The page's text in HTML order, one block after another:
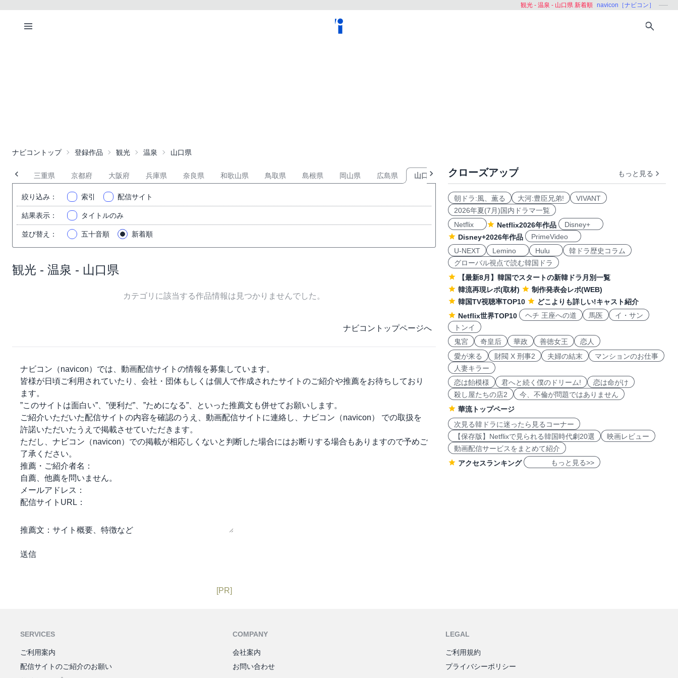
観光 - 温泉 - 山口県 新着順 navicon［ナビコン］
ナビコントップ 登録作品 観光 温泉 山口県
阜県 三重県 京都府 大阪府 兵庫県 奈良県 和歌山県 鳥取県 島根県 岡山県 広島県 山口県 徳島県 香川県 佐賀県 長崎県
絞り込み ： 索引 配信サイト
結果表示 ： タイトルのみ
並び替え ： 五十音順 新着順
観光 - 温泉 - 山口県
カテゴリに該当する作品情報は見つかりませんでした。
ナビコントップページへ
ナビコン（navicon） では、動画配信サイトの情報を募集しています。
皆様が日頃ご利用されていたり、会社・団体もしくは個人で作成されたサイトのご紹介や推薦をお待ちしており
ます。
”このサイトは面白い”、”便利だ”、”ためになる”、といった推薦文も併せてお願いします。
ご紹介いただいた配信サイトの内容を確認のうえ、動画配信サイトに連絡し、 ナビコン（navicon）
での取扱を
許諾いただいたうえで掲載させていただきます。
ただし、 ナビコン（navicon） での掲載が相応しくないと判断した場合にはお断りする場合もありますので予めご
了承ください。
推薦・ご紹介者名：
自薦、他薦を問いません。
メールアドレス：
配信サイトURL：
推薦文： サイト概要、特徴など
[PR]
クローズアップ もっと見る
朝ドラ:風、薫る 大河:豊臣兄弟!
VIVANT
2026年夏(7月)国内ドラマ一覧
Netflix
Netflix2026年作品
Disney+
Disney+2026年作品
PrimeVideo
U-NEXT
Lemino Hulu
韓ドラ歴史コラム
グローバル視点で読む韓国ドラ
【最新8月】韓国でスタートの新韓ドラ月別一覧
韓流再現レポ(取材)
制作発表会レポ(WEB)
韓国TV視聴率TOP10
どこよりも詳しい!キャスト紹介
Netflix世界TOP10
ヘチ 王座への道 馬医
イ・サン
トンイ
鬼宮
奇皇后 華政 善徳女王
恋人
愛が来る
財閥 X 刑事2 夫婦の結末
マンションのお仕事
人妻キラー
恋は飴模様
君へと続く僕のドリーム!
恋は命がけ
殺し屋たちの店2
今、不倫が問題ではありません
華流トップページ
次見る韓ドラに迷ったら見るコーナー
【保存版】Netflixで見られる韓国時代劇20選
映画レビュー
動画配信サービスをまとめて紹介
アクセスランキング
もっと見る>>
SERVICES
ご利用案内
配信サイトのご紹介のお願い
COMPANY
会社案内
お問い合わせ
LEGAL
ご利用規約
プライバシーポリシー